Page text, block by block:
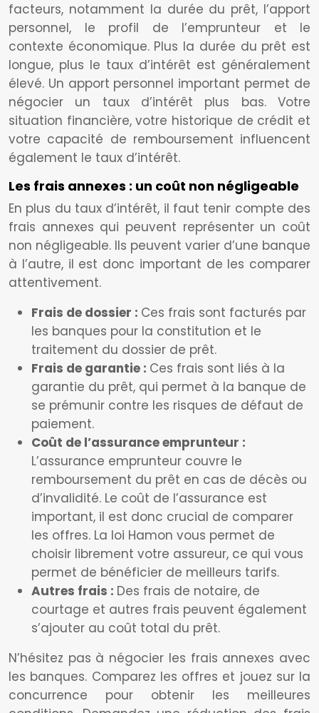
facteurs, notamment la durée du prêt, l’apport
personnel, le profil de l’emprunteur et le
contexte économique. Plus la durée du prêt est
longue, plus le taux d’intérêt est généralement
élevé. Un apport personnel important permet de
négocier un taux d’intérêt plus bas. Votre
situation financière, votre historique de crédit et
votre capacité de remboursement influencent
également le taux d’intérêt.
Les frais annexes : un coût non négligeable
En plus du taux d’intérêt, il faut tenir compte des
frais annexes qui peuvent représenter un coût
non négligeable. Ils peuvent varier d’une banque
à l’autre, il est donc important de les comparer
attentivement.
Frais de dossier : Ces frais sont facturés par
les banques pour la constitution et le
traitement du dossier de prêt.
Frais de garantie : Ces frais sont liés à la
garantie du prêt, qui permet à la banque de
se prémunir contre les risques de défaut de
paiement.
Coût de l’assurance emprunteur :
L’assurance emprunteur couvre le
remboursement du prêt en cas de décès ou
d’invalidité. Le coût de l’assurance est
important, il est donc crucial de comparer
les offres. La loi Hamon vous permet de
choisir librement votre assureur, ce qui vous
permet de bénéficier de meilleurs tarifs.
Autres frais : Des frais de notaire, de
courtage et autres frais peuvent également
s’ajouter au coût total du prêt.
N’hésitez pas à négocier les frais annexes avec
les banques. Comparez les offres et jouez sur la
concurrence pour obtenir les meilleures